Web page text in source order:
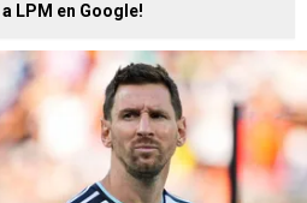
LPM en Google!